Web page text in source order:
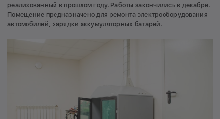
реализованный в прошлом году. Работы закончились в декабре.
Помещение предназначено для ремонта электрооборудования
автомобилей, зарядки аккумуляторных батарей.